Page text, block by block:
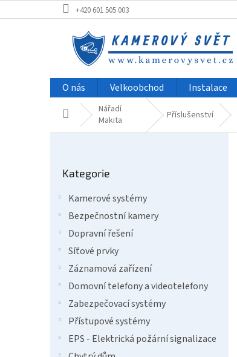
na
+420 601 505 003
O nás Velkoobchod Instalace
Domů Nářadí
Makita
Příslušenství
kategorie
Kategorie
Kamerové systémy
Bezpečnostní kamery
Dopravní řešení
Síťové prvky
Záznamová zařízení
Domovní telefony a videotelefony
Zabezpečovací systémy
Přístupové systémy
EPS - Elektrická požární signalizace